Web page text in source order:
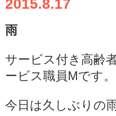
雨
サービス付き高齢
ービス職員Mです。
今日は久しぶりの